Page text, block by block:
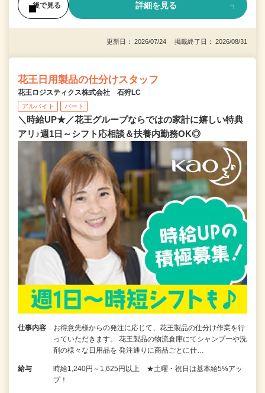
後で見る 詳細を見る
更新日： 2026/07/24 掲載終了日： 2026/08/31
花王日用製品の仕分けスタッフ
花王ロジスティクス株式会社 石狩LC
アルバイト パート
＼時給UP★／花王グループならではの家計に嬉しい特典
アリ♪週1日～シフト応相談＆扶養内勤務OK◎
仕事内容
お得意先様からの発注に応じて、花王製品の仕分け作業を行
っていただきます。 花王製品の物流倉庫にてシャンプーや洗
剤の様々な日用品を 発注通りに商品ごとに仕…
給与
時給1,240円～1,625円以上 ★土曜・祝日は基本給5%アッ
プ！